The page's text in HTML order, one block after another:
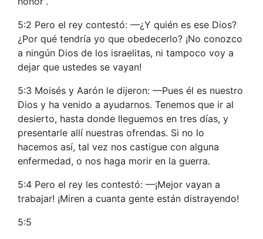
5:2 Pero el rey contestó: —¿Y quién es ese Dios?
¿Por qué tendría yo que obedecerlo? ¡No conozco
a ningún Dios de los israelitas, ni tampoco voy a
dejar que ustedes se vayan!
5:3 Moisés y Aarón le dijeron: —Pues él es nuestro
Dios y ha venido a ayudarnos. Tenemos que ir al
desierto, hasta donde lleguemos en tres días, y
presentarle allí nuestras ofrendas. Si no lo
hacemos así, tal vez nos castigue con alguna
enfermedad, o nos haga morir en la guerra.
5:4 Pero el rey les contestó: —¡Mejor vayan a
trabajar! ¡Miren a cuanta gente están distrayendo!
5:5